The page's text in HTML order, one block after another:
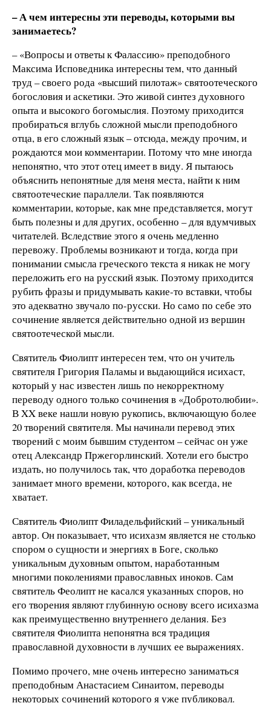
– А чем интересны эти переводы, которыми вы
занимаетесь?
– «Вопросы и ответы к Фалассию» преподобного
Максима Исповедника интересны тем, что данный
труд – своего рода «высший пилотаж» святоотеческого
богословия и аскетики. Это живой синтез духовного
опыта и высокого богомыслия. Поэтому приходится
пробираться вглубь сложной мысли преподобного
отца, в его сложный язык – отсюда, между прочим, и
рождаются мои комментарии. Потому что мне иногда
непонятно, что этот отец имеет в виду. Я пытаюсь
объяснить непонятные для меня места, найти к ним
святоотеческие параллели. Так появляются
комментарии, которые, как мне представляется, могут
быть полезны и для других, особенно – для вдумчивых
читателей. Вследствие этого я очень медленно
перевожу. Проблемы возникают и тогда, когда при
понимании смысла греческого текста я никак не могу
переложить его на русский язык. Поэтому приходится
рубить фразы и придумывать какие-то вставки, чтобы
это адекватно звучало по-русски. Но само по себе это
сочинение является действительно одной из вершин
святоотеческой мысли.
Святитель Фиолипт интересен тем, что он учитель
святителя Григория Паламы и выдающийся исихаст,
который у нас известен лишь по некорректному
переводу одного только сочинения в «Добротолюбии».
В XX веке нашли новую рукопись, включающую более
20 творений святителя. Мы начинали перевод этих
творений с моим бывшим студентом – сейчас он уже
отец Александр Пржегорлинский. Хотели его быстро
издать, но получилось так, что доработка переводов
занимает много времени, которого, как всегда, не
хватает.
Святитель Фиолипт Филадельфийский – уникальный
автор. Он показывает, что исихазм является не столько
спором о сущности и энергиях в Боге, сколько
уникальным духовным опытом, наработанным
многими поколениями православных иноков. Сам
святитель Феолипт не касался указанных споров, но
его творения являют глубинную основу всего исихазма
как преимущественно внутреннего делания. Без
святителя Фиолипта непонятна вся традиция
православной духовности в лучших ее выражениях.
Помимо прочего, мне очень интересно заниматься
преподобным Анастасием Синаитом, переводы
некоторых сочинений которого я уже публиковал.